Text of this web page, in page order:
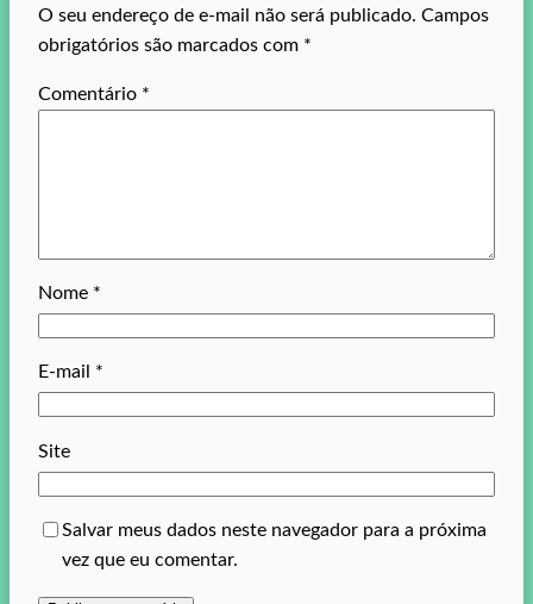
O seu endereço de e-mail não será publicado. Campos
obrigatórios são marcados com *
Comentário *
Nome *
E-mail *
Site
Salvar meus dados neste navegador para a próxima
vez que eu comentar.